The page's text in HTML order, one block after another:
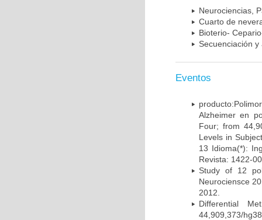
Neurociencias,
Cuarto de
Bioterio-
Secuenciación
Eventos
Alzheimer en
Four; from
Levels in
13 Idioma(*):
Revista: 1422-
Study of 12
Neurociensce
2012.
Differential
44,909,373/